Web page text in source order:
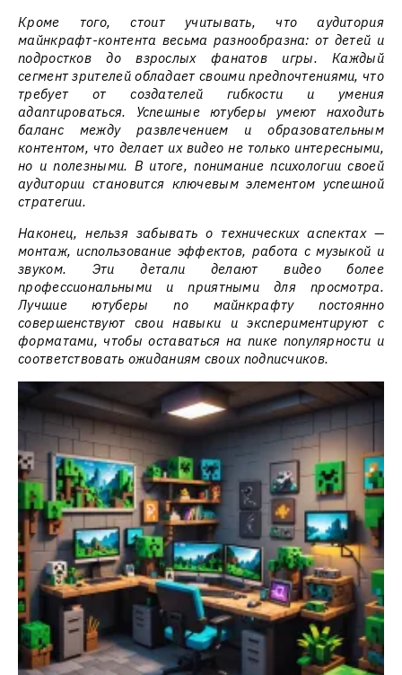
Кроме того, стоит учитывать, что аудитория
майнкрафт-контента весьма разнообразна: от детей и
подростков до взрослых фанатов игры. Каждый
сегмент зрителей обладает своими предпочтениями, что
требует от создателей гибкости и умения
адаптироваться. Успешные ютуберы умеют находить
баланс между развлечением и образовательным
контентом, что делает их видео не только интересными,
но и полезными. В итоге, понимание психологии своей
аудитории становится ключевым элементом успешной
стратегии.
Наконец, нельзя забывать о технических аспектах —
монтаж, использование эффектов, работа с музыкой и
звуком. Эти детали делают видео более
профессиональными и приятными для просмотра.
Лучшие ютуберы по майнкрафту постоянно
совершенствуют свои навыки и экспериментируют с
форматами, чтобы оставаться на пике популярности и
соответствовать ожиданиям своих подписчиков.